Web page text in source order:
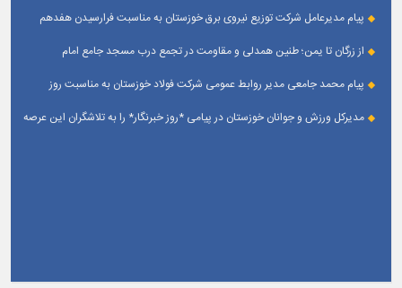
پیام مدیرعامل شرکت توزیع نیروی برق خوزستان به مناسبت فرارسیدن هفدهم
از زرگان تا یمن؛ طنین همدلی و مقاومت در تجمع درب مسجد جامع امام
پیام محمد جامعی مدیر روابط عمومی شرکت فولاد خوزستان به مناسبت روز
مدیرکل ورزش و جوانان خوزستان در پیامی *روز خبرنگار* را به تلاشگران این عرصه